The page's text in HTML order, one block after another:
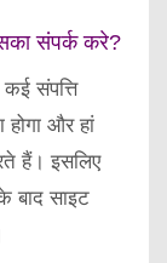
संपर्क करे?
संपत्ति
और हां
हैं। इसलिए
साइट